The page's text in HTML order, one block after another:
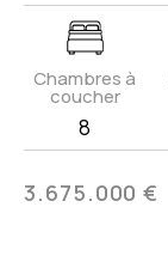
Chambres à
coucher
8
3.675.000 €